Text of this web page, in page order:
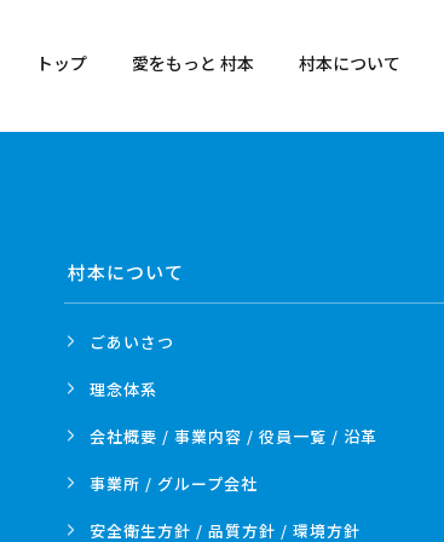
トップ 愛をもっと 村本 村本について
村本について
ごあいさつ
理念体系
会社概要 / 事業内容 / 役員一覧 / 沿革
事業所 / グループ会社
安全衛生方針 / 品質方針 / 環境方針